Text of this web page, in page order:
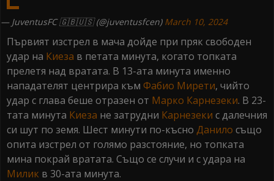
— JuventusFC 🇬🇧🇺🇸 (@juventusfcen) March 10, 2024
Първият изстрел в мача дойде при пряк свободен
удар на Киеза в петата минута, когато топката
прелетя над вратата. В 13-ата минута именно
нападателят центрира към Фабио Мирети, чийто
удар с глава беше отразен от Марко Карнезеки. В 23-
тата минута Киеза не затрудни Карнезеки с далечния
си шут по земя. Шест минути по-късно Данило също
опита изстрел от голямо разстояние, но топката
мина покрай вратата. Също се случи и с удара на
Милик в 30-ата минута.